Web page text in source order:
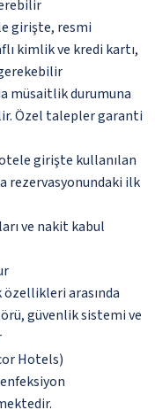
girişte, resmi
kimlik ve kredi kartı,
müsaitlik durumuna
Özel talepler garanti
girişte kullanılan
rezervasyonundaki ilk
ve nakit kabul
arasında
güvenlik sistemi ve
Hotels)